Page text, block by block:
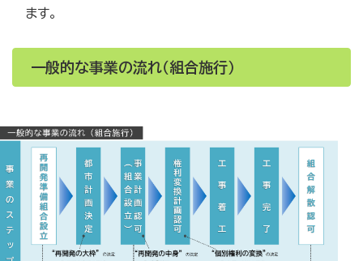
ます。
一般的な事業の流れ（組合施行）